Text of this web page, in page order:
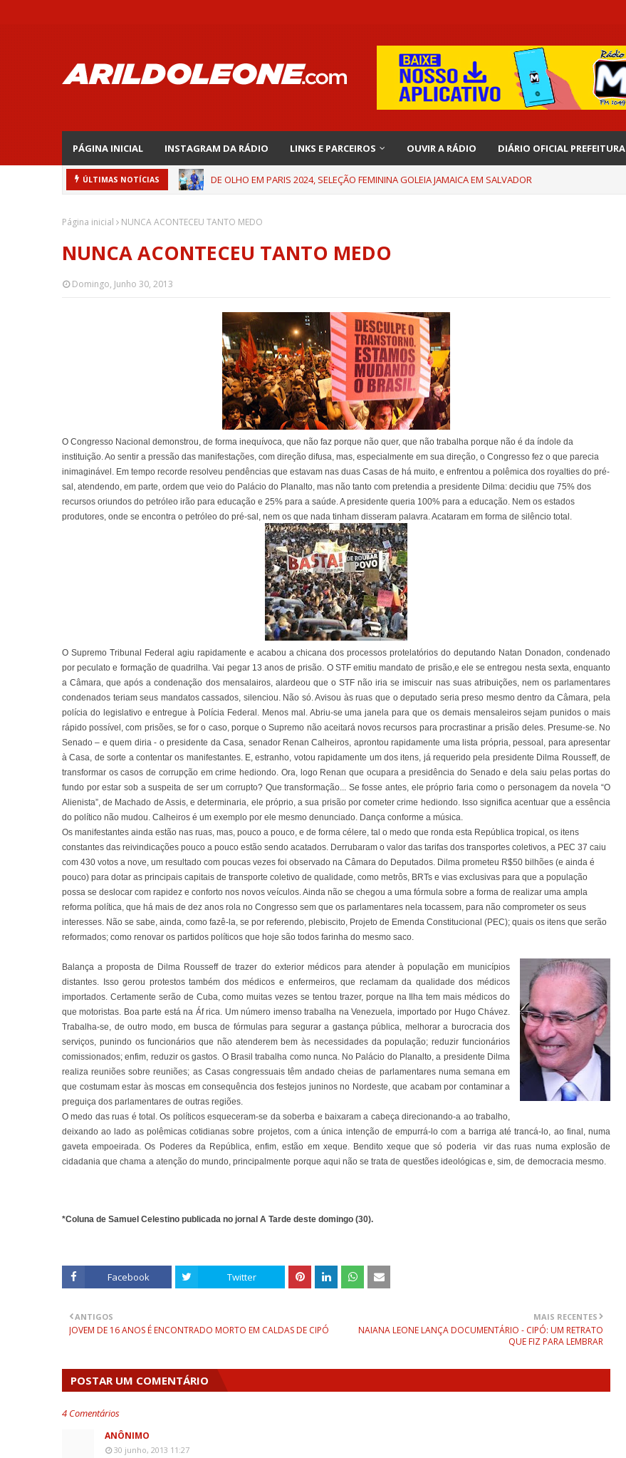
PÁGINA INICIAL INSTAGRAM DA RÁDIO LINKS E PARCEIROS OUVIR A RÁDIO DIÁRIO OFICIAL PREFEITURA
ÚLTIMAS NOTÍCIAS DE OLHO EM PARIS 2024, SELEÇÃO FEMININA GOLEIA JAMAICA EM SALVADOR
Página inicial NUNCA ACONTECEU TANTO MEDO
NUNCA ACONTECEU TANTO MEDO
Domingo, Junho 30, 2013
O Congresso Nacional demonstrou, de forma inequívoca, que não faz porque não quer, que não trabalha porque não é da índole da
instituição. Ao sentir a pressão das manifestações, com direção difusa, mas, especialmente em sua direção, o Congresso fez o que parecia
inimaginável. Em tempo recorde resolveu pendências que estavam nas duas Casas de há muito, e enfrentou a polêmica dos royalties do pré-
sal, atendendo, em parte, ordem que veio do Palácio do Planalto, mas não tanto com pretendia a presidente Dilma: decidiu que 75% dos
recursos oriundos do petróleo irão para educação e 25% para a saúde. A presidente queria 100% para a educação. Nem os estados
produtores, onde se encontra o petróleo do pré-sal, nem os que nada tinham disseram palavra. Acataram em forma de silêncio total.
O Supremo Tribunal Federal agiu rapidamente e acabou a chicana dos processos protelatórios do deputando Natan Donadon, condenado
por peculato e formação de quadrilha. Vai pegar 13 anos de prisão. O STF emitiu mandato de prisão,e ele se entregou nesta sexta, enquanto
a Câmara, que após a condenação dos mensalairos, alardeou que o STF não iria se imiscuir nas suas atribuições, nem os parlamentares
condenados teriam seus mandatos cassados, silenciou. Não só. Avisou às ruas que o deputado seria preso mesmo dentro da Câmara, pela
polícia do legislativo e entregue à Polícia Federal. Menos mal. Abriu-se uma janela para que os demais mensaleiros sejam punidos o mais
rápido possível, com prisões, se for o caso, porque o Supremo não aceitará novos recursos para procrastinar a prisão deles. Presume-se. No
Senado – e quem diria - o presidente da Casa, senador Renan Calheiros, aprontou rapidamente uma lista própria, pessoal, para apresentar
à Casa, de sorte a contentar os manifestantes. E, estranho, votou rapidamente um dos itens, já requerido pela presidente Dilma Rousseff, de
transformar os casos de corrupção em crime hediondo. Ora, logo Renan que ocupara a presidência do Senado e dela saiu pelas portas do
fundo por estar sob a suspeita de ser um corrupto? Que transformação... Se fosse antes, ele próprio faria como o personagem da novela “O
Alienista”, de Machado de Assis, e determinaria, ele próprio, a sua prisão por cometer crime hediondo. Isso significa acentuar que a essência
do político não mudou. Calheiros é um exemplo por ele mesmo denunciado. Dança conforme a música.
Os manifestantes ainda estão nas ruas, mas, pouco a pouco, e de forma célere, tal o medo que ronda esta República tropical, os itens
constantes das reivindicações pouco a pouco estão sendo acatados. Derrubaram o valor das tarifas dos transportes coletivos, a PEC 37 caiu
com 430 votos a nove, um resultado com poucas vezes foi observado na Câmara do Deputados. Dilma prometeu R$50 bilhões (e ainda é
pouco) para dotar as principais capitais de transporte coletivo de qualidade, como metrôs, BRTs e vias exclusivas para que a população
possa se deslocar com rapidez e conforto nos novos veículos. Ainda não se chegou a uma fórmula sobre a forma de realizar uma ampla
reforma política, que há mais de dez anos rola no Congresso sem que os parlamentares nela tocassem, para não comprometer os seus
interesses. Não se sabe, ainda, como fazê-la, se por referendo, plebiscito, Projeto de Emenda Constitucional (PEC); quais os itens que serão
reformados; como renovar os partidos políticos que hoje são todos farinha do mesmo saco.
Balança a proposta de Dilma Rousseff de trazer do exterior médicos para atender à população em municípios
distantes. Isso gerou protestos também dos médicos e enfermeiros, que reclamam da qualidade dos médicos
importados. Certamente serão de Cuba, como muitas vezes se tentou trazer, porque na Ilha tem mais médicos do
que motoristas. Boa parte está na Áf rica. Um número imenso trabalha na Venezuela, importado por Hugo Chávez.
Trabalha-se, de outro modo, em busca de fórmulas para segurar a gastança pública, melhorar a burocracia dos
serviços, punindo os funcionários que não atenderem bem às necessidades da população; reduzir funcionários
comissionados; enfim, reduzir os gastos. O Brasil trabalha como nunca. No Palácio do Planalto, a presidente Dilma
realiza reuniões sobre reuniões; as Casas congressuais têm andado cheias de parlamentares numa semana em
que costumam estar às moscas em consequência dos festejos juninos no Nordeste, que acabam por contaminar a
preguiça dos parlamentares de outras regiões.
O medo das ruas é total. Os políticos esqueceram-se da soberba e baixaram a cabeça direcionando-a ao trabalho,
deixando ao lado as polêmicas cotidianas sobre projetos, com a única intenção de empurrá-lo com a barriga até trancá-lo, ao final, numa
gaveta empoeirada. Os Poderes da República, enfim, estão em xeque. Bendito xeque que só poderia vir das ruas numa explosão de
cidadania que chama a atenção do mundo, principalmente porque aqui não se trata de questões ideológicas e, sim, de democracia mesmo.
*Coluna de Samuel Celestino publicada no jornal A Tarde deste domingo (30).
Facebook Twitter
MAIS RECENTES
NAIANA LEONE LANÇA DOCUMENTÁRIO - CIPÓ: UM RETRATO
QUE FIZ PARA LEMBRAR
ANTIGOS
JOVEM DE 16 ANOS É ENCONTRADO MORTO EM CALDAS DE CIPÓ
POSTAR UM COMENTÁRIO
4 Comentários
ANÔNIMO
30 junho, 2013 11:27